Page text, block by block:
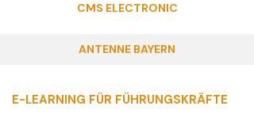
CMS ELECTRONIC
ANTENNE BAYERN
E-LEARNING FÜR FÜHRUNGSKRÄFTE